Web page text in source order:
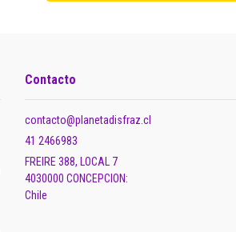
Contacto
contacto@planetadisfraz.cl
41 2466983
FREIRE 388, LOCAL 7
4030000 CONCEPCION:
Chile